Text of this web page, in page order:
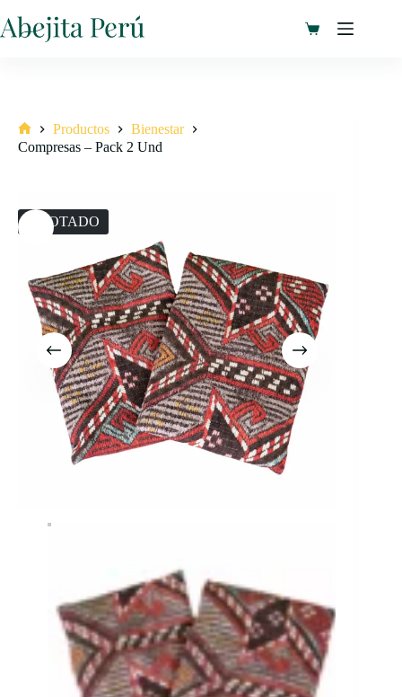
al
contenido
Carro
Inicio
Productos
Bienestar
Compresas – Pack 2 Und
AGOTADO